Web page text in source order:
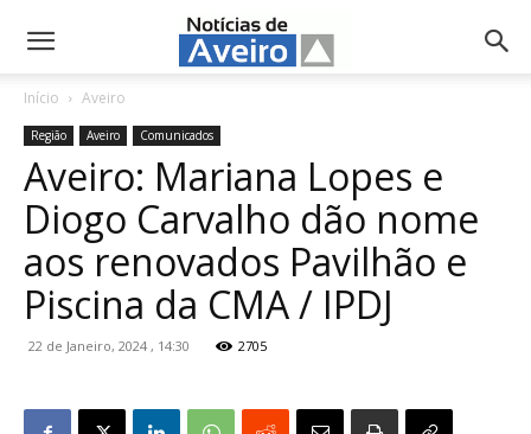
NotíciasdeAveiro.pt
Início Aveiro
Região Aveiro Comunicados
Aveiro: Mariana Lopes e
Diogo Carvalho dão nome
aos renovados Pavilhão e
Piscina da CMA / IPDJ
22 de Janeiro, 2024 , 14:30 2705